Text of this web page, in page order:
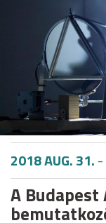
2018 AUG. 31.-
A